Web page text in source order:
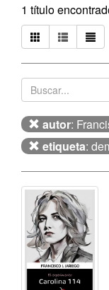
1 título
autor:
etiqueta: